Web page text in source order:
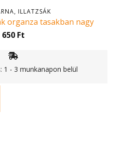
ILLATZSÁK
organza tasakban nagy
650 Ft
1 - 3 munkanapon belül